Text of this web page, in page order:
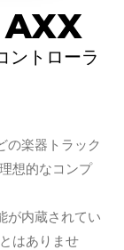
ントローラ
の楽器トラック
想的なコンプ
が内蔵されてい
はありませ